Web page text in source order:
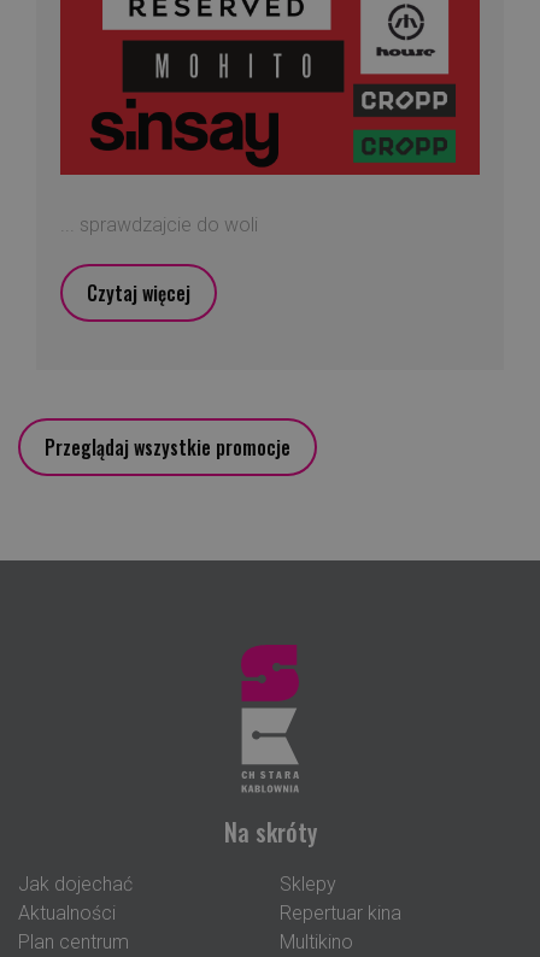
... sprawdzajcie do woli
Czytaj więcej
Przeglądaj wszystkie promocje
Na skróty
Jak dojechać
Aktualności
Plan centrum
Sklepy
Repertuar kina
Multikino